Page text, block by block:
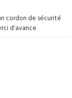
cordon de sécurité
d'avance